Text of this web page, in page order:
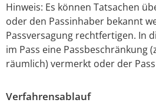
Hinweis: Es können Tatsachen
oder den Passinhaber bekannt
Passversagung rechtfertigen. In
im Pass eine Passbeschränkung
räumlich) vermerkt oder der
Verfahrensablauf